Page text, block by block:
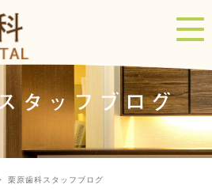
タッフブログ
栗原歯科スタッフブログ